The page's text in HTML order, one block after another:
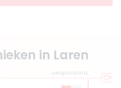
in Laren
Gesponsord